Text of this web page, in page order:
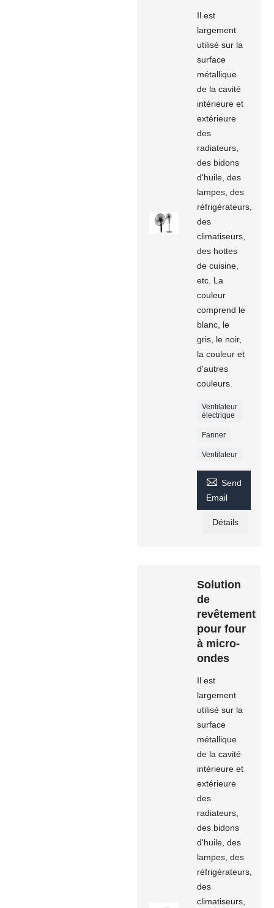
Il est
largement
utilisé sur la
surface
métallique
de la cavité
intérieure et
extérieure
des
radiateurs,
des bidons
d'huile, des
lampes, des
réfrigérateurs,
des
climatiseurs,
des hottes
de cuisine,
etc. La
couleur
comprend le
blanc, le
gris, le noir,
la couleur et
d'autres
couleurs.
Ventilateur
électrique
Fanner
Ventilateur
 Send
Email
Détails
Solution
de
revêtement
pour four
à micro-
ondes
Il est
largement
utilisé sur la
surface
métallique
de la cavité
intérieure et
extérieure
des
radiateurs,
des bidons
d'huile, des
lampes, des
réfrigérateurs,
des
climatiseurs,